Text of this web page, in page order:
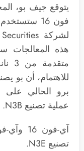
يتوقع جيف بو،
هذه المعالجات
برو الحالي على
عملية تصنيع N3B. التوقعات التفصيلية تشمل:
تصنيع N3E.